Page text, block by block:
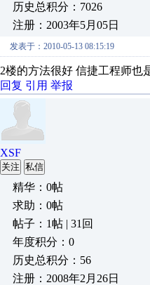
历史总积分：7026
注册：2003年5月05日
发表于：2010-05-13 08:15:19
2楼的方法很好 信捷工程师
回复 引用 举报
XSF
关注 私信
精华：0帖
求助：0帖
帖子：1帖 | 31回
年度积分：0
历史总积分：56
注册：2008年2月26日